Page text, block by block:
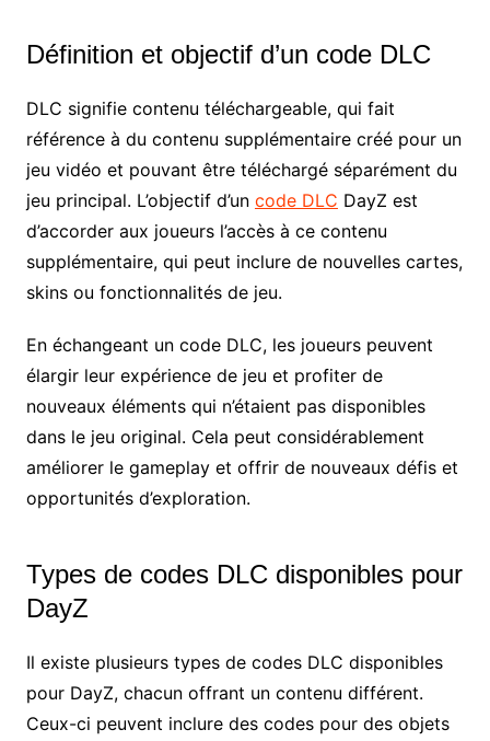
Définition et objectif d’un code DLC
DLC signifie contenu téléchargeable, qui fait
référence à du contenu supplémentaire créé pour un
jeu vidéo et pouvant être téléchargé séparément du
jeu principal. L’objectif d’un code DLC DayZ est
d’accorder aux joueurs l’accès à ce contenu
supplémentaire, qui peut inclure de nouvelles cartes,
skins ou fonctionnalités de jeu.
En échangeant un code DLC, les joueurs peuvent
élargir leur expérience de jeu et profiter de
nouveaux éléments qui n’étaient pas disponibles
dans le jeu original. Cela peut considérablement
améliorer le gameplay et offrir de nouveaux défis et
opportunités d’exploration.
Types de codes DLC disponibles pour
DayZ
Il existe plusieurs types de codes DLC disponibles
pour DayZ, chacun offrant un contenu différent.
Ceux-ci peuvent inclure des codes pour des objets